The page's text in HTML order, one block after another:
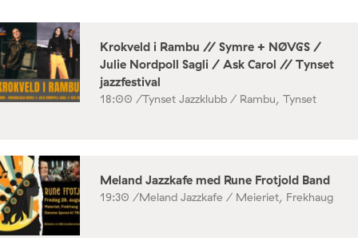
Krokveld i Rambu // Symre + NØVGS /
Julie Nordpoll Sagli / Ask Carol // Tynset
jazzfestival
18:00 /Tynset Jazzklubb / Rambu, Tynset
Meland Jazzkafe med Rune Frotjold Band
19:30 /Meland Jazzkafe / Meieriet, Frekhaug